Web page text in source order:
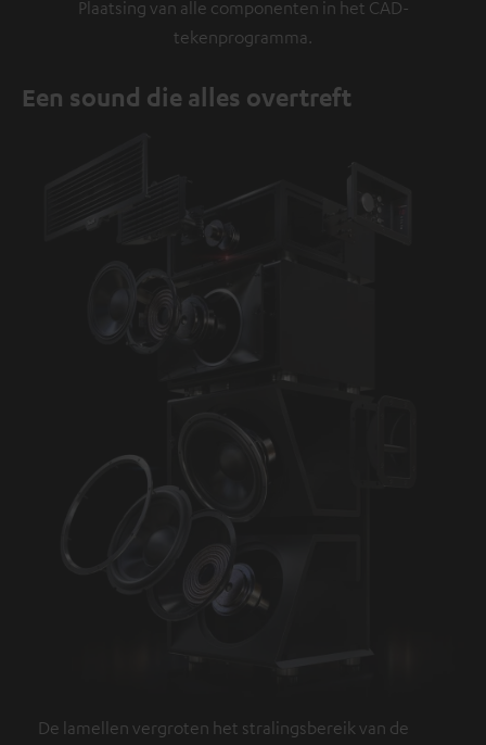
Plaatsing van alle componenten in het CAD-
tekenprogramma.
Een sound die alles overtreft
De lamellen vergroten het stralingsbereik van de